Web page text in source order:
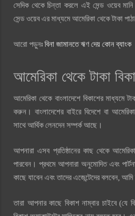
সেদিক থেকে চিন্তা করলে এই সেন্ড ওয়েব
সেন্ড ওয়েব এর মাধ্যমে আমেরিকা থেকে টাকা
আরো পড়ুনঃবিনা জামানতে ঋণ দেয় কোন ব্যাংক
আমেরিকা থেকে টাকা
আমেরিকা থেকে বাংলাদেশে বিকাশের মাধ্যমে
করুন। বাংলাদেশের বাইরে বিদেশে বা
সাথে আর্থিক লেনদেন সম্পর্ক আছে।
আপনারা এসব প্রতিষ্ঠানের কাছ থেকে
পারবেন। প্রথমে আপনারা অনুমোদিত এবং
কাছে যাবেন এবং তাদের এজেন্টেদের বলবেন, আমি
তারা আপনার কাছে বিকাশ নাম্বার চাইবে (যে